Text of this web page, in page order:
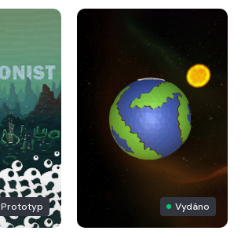
Prototyp Vydáno